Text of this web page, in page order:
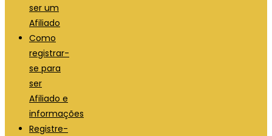
ser um
Afiliado
Como
registrar-
se para
ser
Afiliado e
informações
Registre-